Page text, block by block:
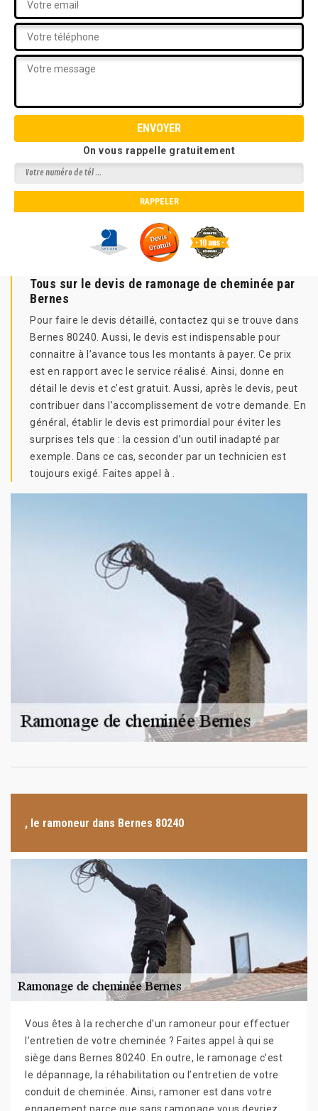
On vous rappelle gratuitement
Tous sur le devis de ramonage de cheminée par
Bernes
Pour faire le devis détaillé, contactez qui se trouve dans
Bernes 80240. Aussi, le devis est indispensable pour
connaitre à l’avance tous les montants à payer. Ce prix
est en rapport avec le service réalisé. Ainsi, donne en
détail le devis et c’est gratuit. Aussi, après le devis, peut
contribuer dans l’accomplissement de votre demande. En
général, établir le devis est primordial pour éviter les
surprises tels que : la cession d’un outil inadapté par
exemple. Dans ce cas, seconder par un technicien est
toujours exigé. Faites appel à .
, le ramoneur dans Bernes 80240
Vous êtes à la recherche d’un ramoneur pour effectuer
l’entretien de votre cheminée ? Faites appel à qui se
siège dans Bernes 80240. En outre, le ramonage c’est
le dépannage, la réhabilitation ou l’entretien de votre
conduit de cheminée. Ainsi, ramoner est dans votre